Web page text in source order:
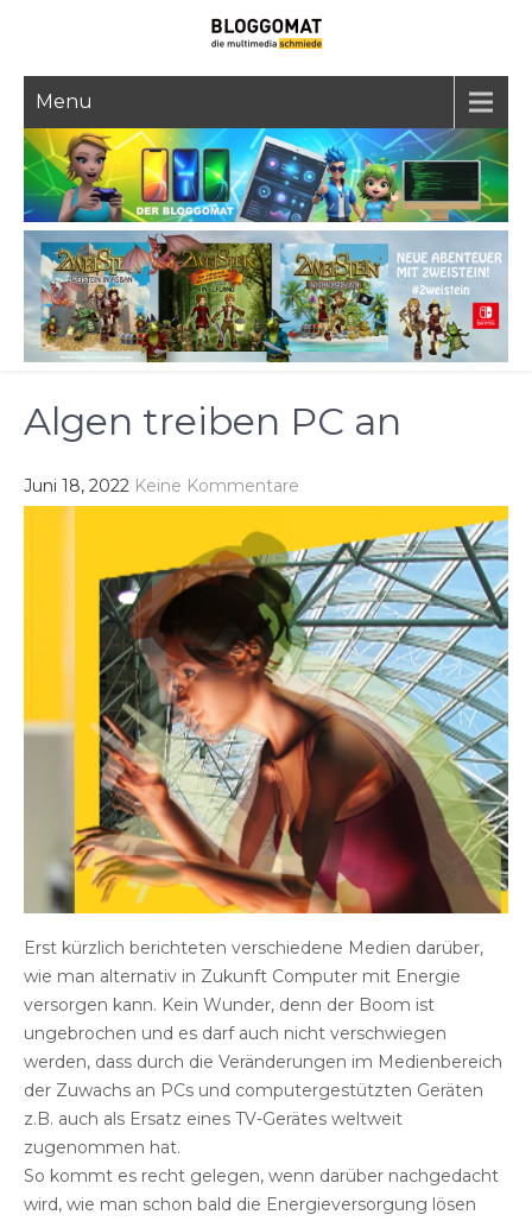
Menu
Algen treiben PC an
Juni 18, 2022 Keine Kommentare
Erst kürzlich berichteten verschiedene Medien darüber,
wie man alternativ in Zukunft Computer mit Energie
versorgen kann. Kein Wunder, denn der Boom ist
ungebrochen und es darf auch nicht verschwiegen
werden, dass durch die Veränderungen im Medienbereich
der Zuwachs an PCs und computergestützten Geräten
z.B. auch als Ersatz eines TV-Gerätes weltweit
zugenommen hat.
So kommt es recht gelegen, wenn darüber nachgedacht
wird, wie man schon bald die Energieversorgung lösen